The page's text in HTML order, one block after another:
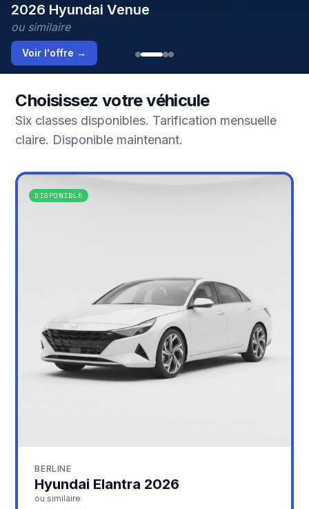
2026 Hyundai Venue
ou similaire
Voir l'offre →
Choisissez votre véhicule
Six classes disponibles. Tarification mensuelle
claire. Disponible maintenant.
DISPONIBLE
BERLINE
Hyundai Elantra 2026
ou similaire